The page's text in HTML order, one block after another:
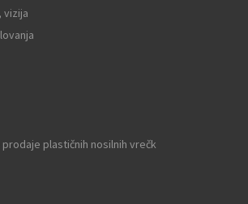
vizija
plastičnih nosilnih vrečk